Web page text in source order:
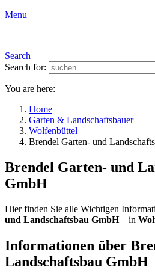
Menu
Search
Search for:
You are here:
Home
Garten & Landschaftsbauer
Wolfenbüttel
Brendel Garten- und
Brendel Garten- und
GmbH
Hier finden Sie alle Wichtigen
und Landschaftsbau GmbH– in
Informationen über
Landschaftsbau GmbH